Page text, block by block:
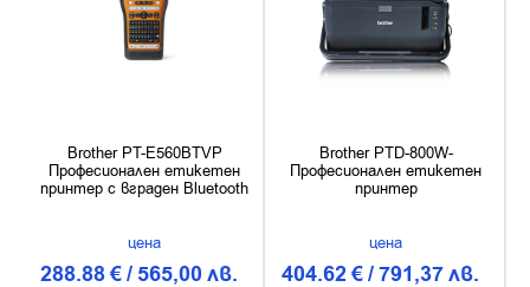
Brother PT-E560BTVP
Професионален етикетен
принтер с вграден Bluetooth
цена
288.88€/ 565,00лв.
Brother PTD-800W-
Професионален етикетен
принтер
цена
404.62€/791,37лв.